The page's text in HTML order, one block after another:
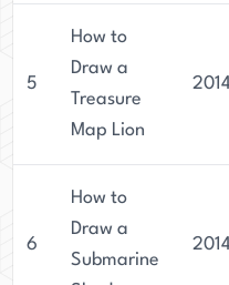
5
How to
Draw a
Treasure
Map Lion
6
How to
Draw a
Submarine